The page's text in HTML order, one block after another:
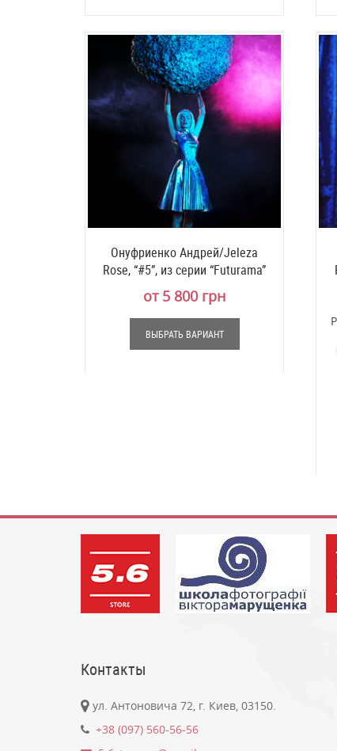
Онуфриенко Андрей/Jeleza
Rose, “#5”, из серии “Futurama”
от 5 800 грн
ВЫБРАТЬ ВАРИАНТ
Контакты
ул. Антоновича 72, г. Киев, 03150.
+38 (097) 560-56-56